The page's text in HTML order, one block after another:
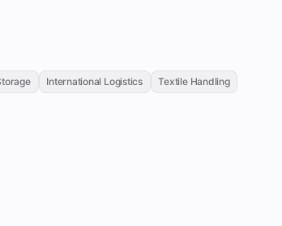
International Logistics Textile Handling